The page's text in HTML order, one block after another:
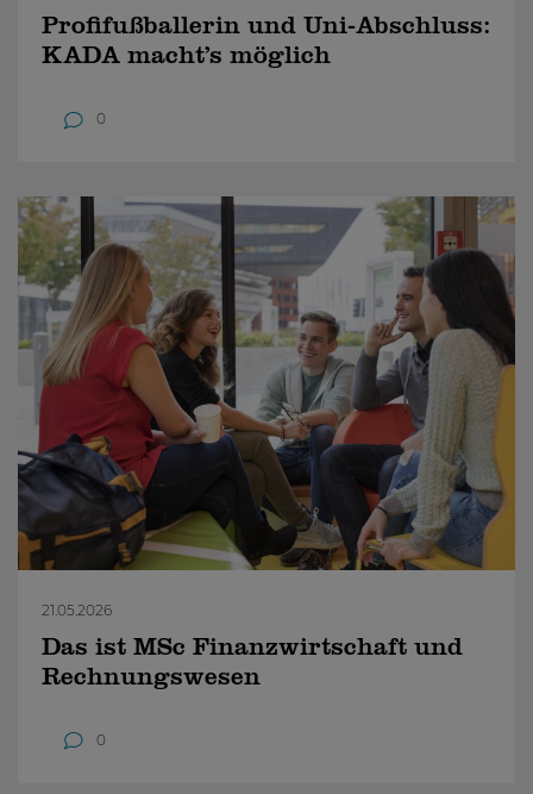
Profifußballerin und Uni-Abschluss:
KADA macht’s möglich
0
21.05.2026
Das ist MSc Finanzwirtschaft und
Rechnungswesen
0